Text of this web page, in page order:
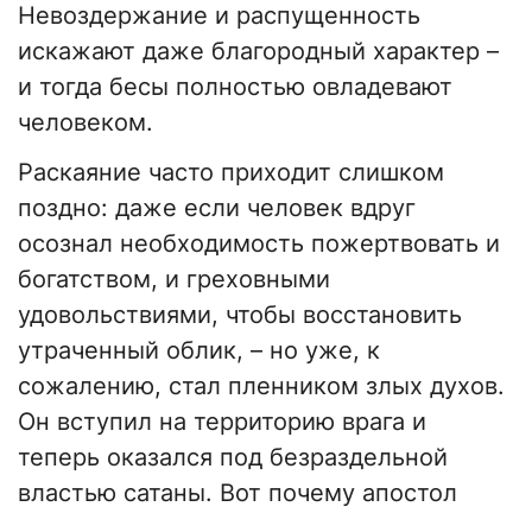
Невоздержание и распущенность
искажают даже благородный характер –
и тогда бесы полностью овладевают
человеком.
Раскаяние часто приходит слишком
поздно: даже если человек вдруг
осознал необходимость пожертвовать и
богатством, и греховными
удовольствиями, чтобы восстановить
утраченный облик, – но уже, к
сожалению, стал пленником злых духов.
Он вступил на территорию врага и
теперь оказался под безраздельной
властью сатаны. Вот почему апостол